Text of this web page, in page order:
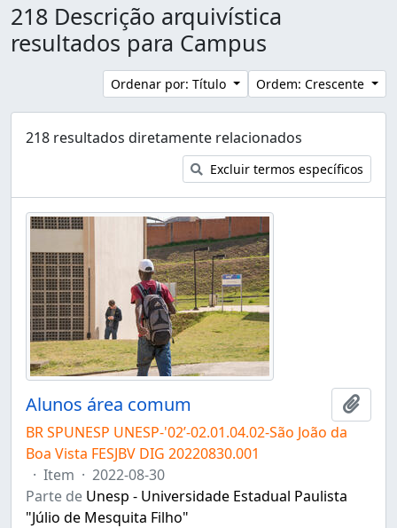
218 Descrição arquivística
resultados para Campus
Ordenar por: Título Ordem: Crescente
218 resultados diretamente relacionados
Excluir termos específicos
Alunos área comum
BR SPUNESP UNESP-'02’-02.01.04.02-São João da
Boa Vista FESJBV DIG 20220830.001
· Item · 2022-08-30
Parte de Unesp - Universidade Estadual Paulista
"Júlio de Mesquita Filho"